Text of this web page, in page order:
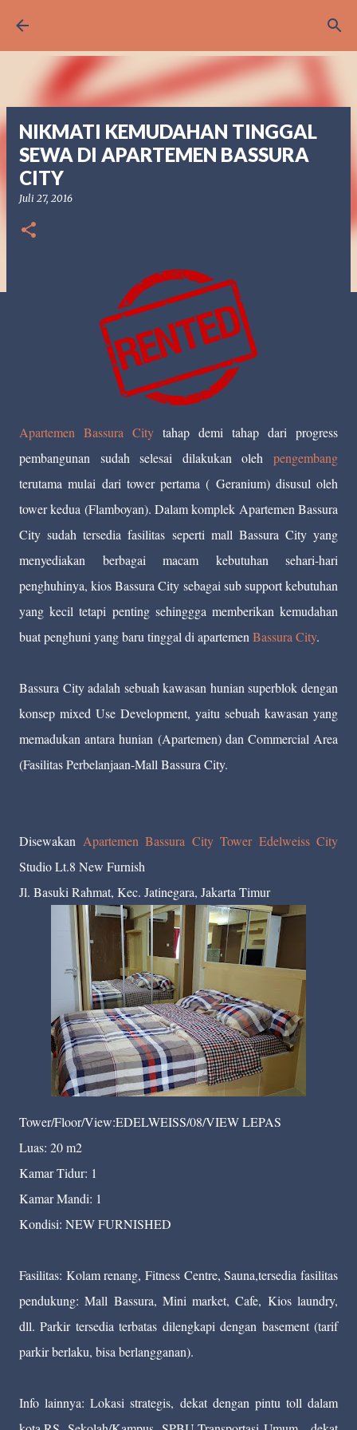
NIKMATI KEMUDAHAN TINGGAL
SEWA DI APARTEMEN BASSURA
CITY
Juli 27, 2016
Apartemen Bassura City tahap demi tahap dari progress
pembangunan sudah selesai dilakukan oleh pengembang
terutama mulai dari tower pertama ( Geranium) disusul oleh
tower kedua (Flamboyan). Dalam komplek Apartemen Bassura
City sudah tersedia fasilitas seperti mall Bassura City yang
menyediakan berbagai macam kebutuhan sehari-hari
penghuhinya, kios Bassura City sebagai sub support kebutuhan
yang kecil tetapi penting sehinggga memberikan kemudahan
buat penghuni yang baru tinggal di apartemen Bassura City.
Bassura City adalah sebuah kawasan hunian superblok dengan
konsep mixed Use Development, yaitu sebuah kawasan yang
memadukan antara hunian (Apartemen) dan Commercial Area
(Fasilitas Perbelanjaan-Mall Bassura City.
Disewakan Apartemen Bassura City Tower Edelweiss City
Studio Lt.8 New Furnish
Jl. Basuki Rahmat, Kec. Jatinegara, Jakarta Timur
Tower/Floor/View:EDELWEISS/08/VIEW LEPAS
Luas: 20 m2
Kamar Tidur: 1
Kamar Mandi: 1
Kondisi: NEW FURNISHED
Fasilitas: Kolam renang, Fitness Centre, Sauna,tersedia fasilitas
pendukung: Mall Bassura, Mini market, Cafe, Kios laundry,
dll. Parkir tersedia terbatas dilengkapi dengan basement (tarif
parkir berlaku, bisa berlangganan).
Info lainnya: Lokasi strategis, dekat dengan pintu toll dalam